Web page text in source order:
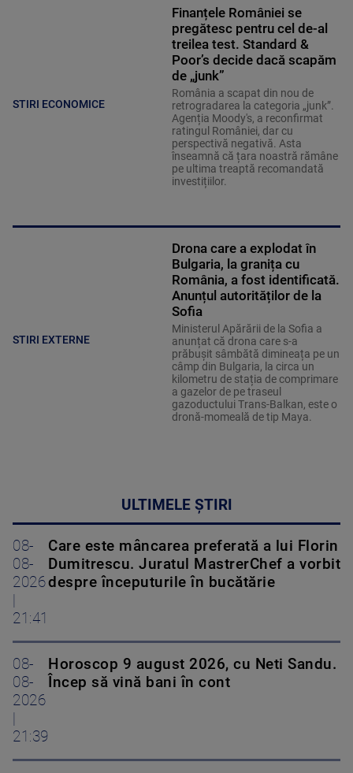
STIRI ECONOMICE
Finanțele României se
pregătesc pentru cel de-al
treilea test. Standard &
Poor’s decide dacă scapăm
de „junk”
România a scapat din nou de
retrogradarea la categoria „junk”.
Agenția Moody's, a reconfirmat
ratingul României, dar cu
perspectivă negativă. Asta
înseamnă că țara noastră rămâne
pe ultima treaptă recomandată
investițiilor.
STIRI EXTERNE
Drona care a explodat în
Bulgaria, la granița cu
România, a fost identificată.
Anunțul autorităților de la
Sofia
Ministerul Apărării de la Sofia a
anunțat că drona care s-a
prăbușit sâmbătă dimineața pe un
câmp din Bulgaria, la circa un
kilometru de stația de comprimare
a gazelor de pe traseul
gazoductului Trans-Balkan, este o
dronă-momeală de tip Maya.
ULTIMELE ȘTIRI
08-
08-
2026
21:41
Care este mâncarea preferată a lui Florin
Dumitrescu. Juratul MastrerChef a vorbit
despre începuturile în bucătărie
08-
08-
2026
21:39
Horoscop 9 august 2026, cu Neti Sandu.
Încep să vină bani în cont